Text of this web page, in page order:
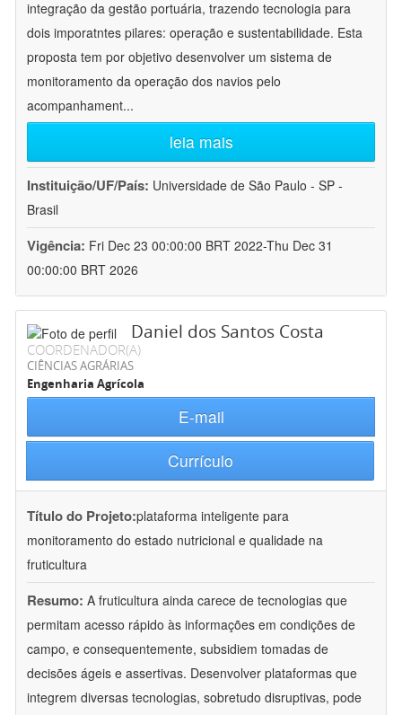
integração da gestão portuária, trazendo tecnologia para
dois imporatntes pilares: operação e sustentabilidade. Esta
proposta tem por objetivo desenvolver um sistema de
monitoramento da operação dos navios pelo
acompanhament...
leia mais
Instituição/UF/País: Universidade de São Paulo - SP -
Brasil
Vigência: Fri Dec 23 00:00:00 BRT 2022-Thu Dec 31
00:00:00 BRT 2026
Daniel dos Santos Costa
COORDENADOR(A)
CIÊNCIAS AGRÁRIAS
Engenharia Agrícola
E-mail
Currículo
Título do Projeto:plataforma inteligente para
monitoramento do estado nutricional e qualidade na
fruticultura
Resumo: A fruticultura ainda carece de tecnologias que
permitam acesso rápido às informações em condições de
campo, e consequentemente, subsidiem tomadas de
decisões ágeis e assertivas. Desenvolver plataformas que
integrem diversas tecnologias, sobretudo disruptivas, pode